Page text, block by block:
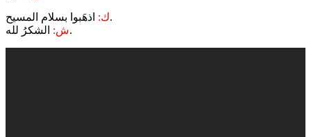
ك:اذهَبوا بسلام المسيح.
ش:الشكرُ لله.